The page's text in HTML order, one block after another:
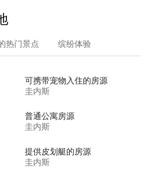
热门景点 缤纷体验
可携带宠物入住的房源
圭内斯
普通公寓房源
圭内斯
提供皮划艇的房源
圭内斯